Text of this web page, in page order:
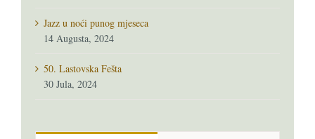
Jazz u noći punog mjeseca
14 Augusta, 2024
50. Lastovska Fešta
30 Jula, 2024